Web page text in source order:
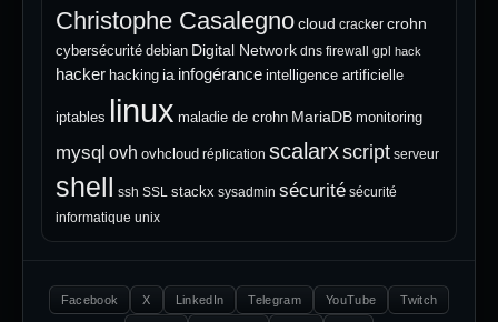
Christophe Casalegnocloud cracker crohn
cybersécurité debian Digital Network dns firewall gpl hack
hacker hacking ia infogérance intelligence artificielle
iptables linux maladie de crohn MariaDB monitoring
mysql ovh ovhcloud réplication scalarxscript serveur
shell ssh SSL stackx sysadmin sécurité sécurité
informatique unix
Facebook X LinkedIn Telegram YouTube Twitch